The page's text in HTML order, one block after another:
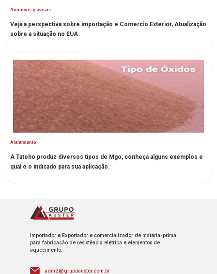
Anuncios y avisos
Veja a perspectiva sobre importação e Comercio Exterior, Atualização
sobre a situação no EUA
Aislamiento
A Tateho produz diversos tipos de Mgo, conheça alguns exemplos e
qual é o indicado para sua aplicação.
Importador e Exportador e comercializador de matéria-prima
para fabricação de resistência elétrica e elementos de
aquecimento.
adm2@grupoauster.com.br